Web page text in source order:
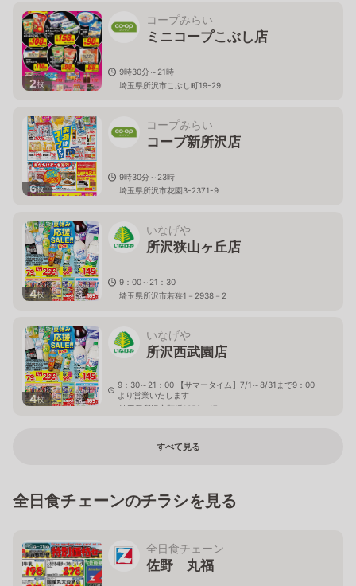
2枚
コープみらい
ミニコープこぶし店
9時30分～21時
埼玉県所沢市こぶし町19-29
6枚
コープみらい
コープ新所沢店
9時30分～23時
埼玉県所沢市花園3-2371-9
4枚
いなげや
所沢狭山ヶ丘店
9：00～21：30
埼玉県所沢市若狭1－2938－2
4枚
いなげや
所沢西武園店
9：30～21：00 【サマータイム】7/1～8/31まで9：00
より営業いたします
埼玉県所沢市荒幡1359－17
すべて見る
全日食チェーンのチラシを見る
全日食チェーン
佐野 丸福